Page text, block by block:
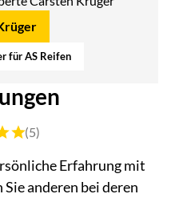
für AS Reifen
5 von 5 (5 Bewertungen)
(5)
Erfahrung mit
anderen bei deren